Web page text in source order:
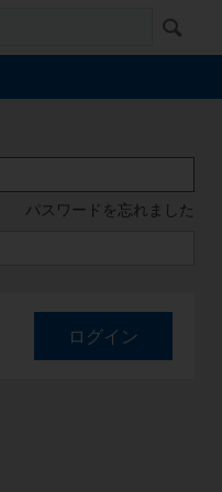
パスワードを忘れました
ログイン